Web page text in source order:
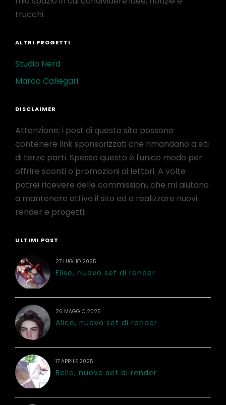
trucchi.
ALTRI PROGETTI
Studio Nerd
Marco Callegari
DISCLAIMER
Attenzione: i post di questo sito possono
contenere link sponsorizzati che rimandano a siti
di terze parti. Spesso questo è l'unico modo per
offrire sconti o promozioni ai lettori. A volte
potrei ricevere delle commissioni, che mi aiutano
a mantenere attivo il sito ed a realizzare nuovi
render e progetti.
ULTIMI POST
27 LUGLIO 2025
Elise, nuovo set di render
26 MAGGIO 2025
Alice, nuovo set di render
17 APRILE 2025
Belle, nuovo set di render